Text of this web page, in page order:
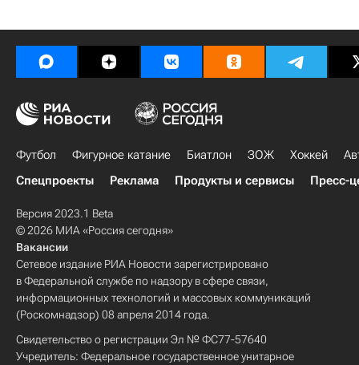
Футбол Фигурное катание Биатлон ЗОЖ Хоккей
Спецпроекты
Реклама Продукты и сервисы Пресс-
Версия 2023.1 Beta
© 2026 МИА «Россия сегодня»
Вакансии
Сетевое издание РИА Новости зарегистрировано
в Федеральной службе по надзору в сфере связи,
информационных технологий и массовых коммуникаций
(Роскомнадзор) 08 апреля 2014 года.
Свидетельство о регистрации Эл № ФС77-57640
Учредитель: Федеральное государственное унитарное